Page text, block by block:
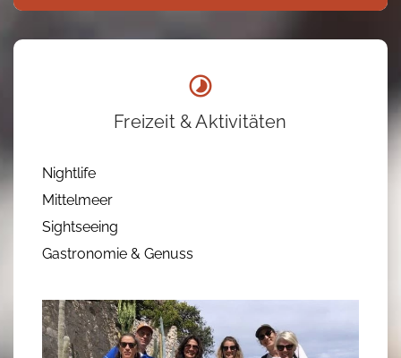
Freizeit & Aktivitäten
Nightlife
Mittelmeer
Sightseeing
Gastronomie & Genuss